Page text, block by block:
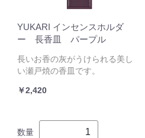
YUKARI インセンスホルダ
ー 長香皿 パープル
長いお香の灰がうけられる美し
い瀬戸焼の香皿です。
￥2,420
数量